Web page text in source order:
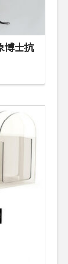
博士抗